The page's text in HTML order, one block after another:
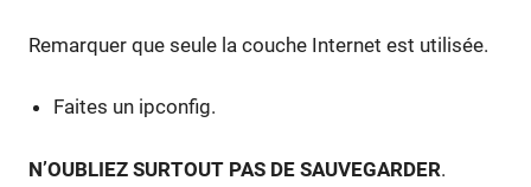
Remarquer que seule la couche Internet est utilisée.
Faites un ipconfig.
N’OUBLIEZ SURTOUT PAS DE SAUVEGARDER.